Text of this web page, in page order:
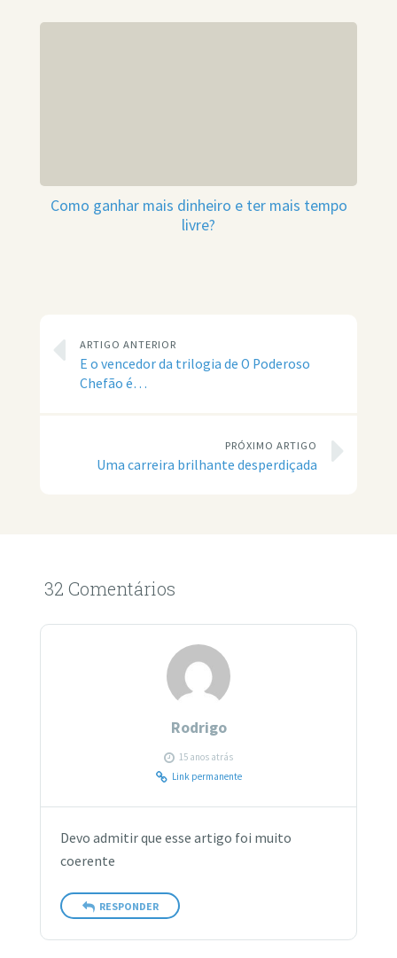
Como ganhar mais dinheiro e ter mais tempo
livre?
ARTIGO ANTERIOR
E o vencedor da trilogia de O Poderoso
Chefão é…
PRÓXIMO ARTIGO
Uma carreira brilhante desperdiçada
32 Comentários
Rodrigo
15 anos atrás
Link permanente
Devo admitir que esse artigo foi muito
coerente
RESPONDER